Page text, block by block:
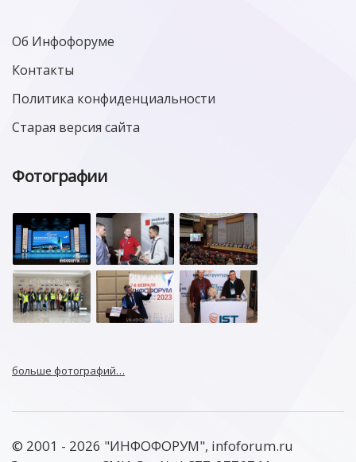
Об Инфофоруме
Контакты
Политика конфиденциальности
Старая версия сайта
Фотографии
больше фотографий…
© 2001 - 2026 "ИНФОФОРУМ", infoforum.ru